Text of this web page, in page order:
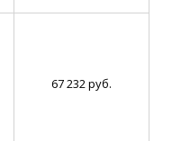
67 232 руб.